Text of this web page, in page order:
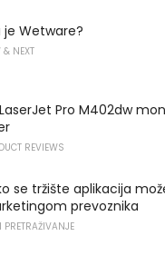
je Wetware?
& NEXT
Pro M402dw
REVIEWS
se tržište aplikacija
prevoznika
PRETRAŽIVANJE